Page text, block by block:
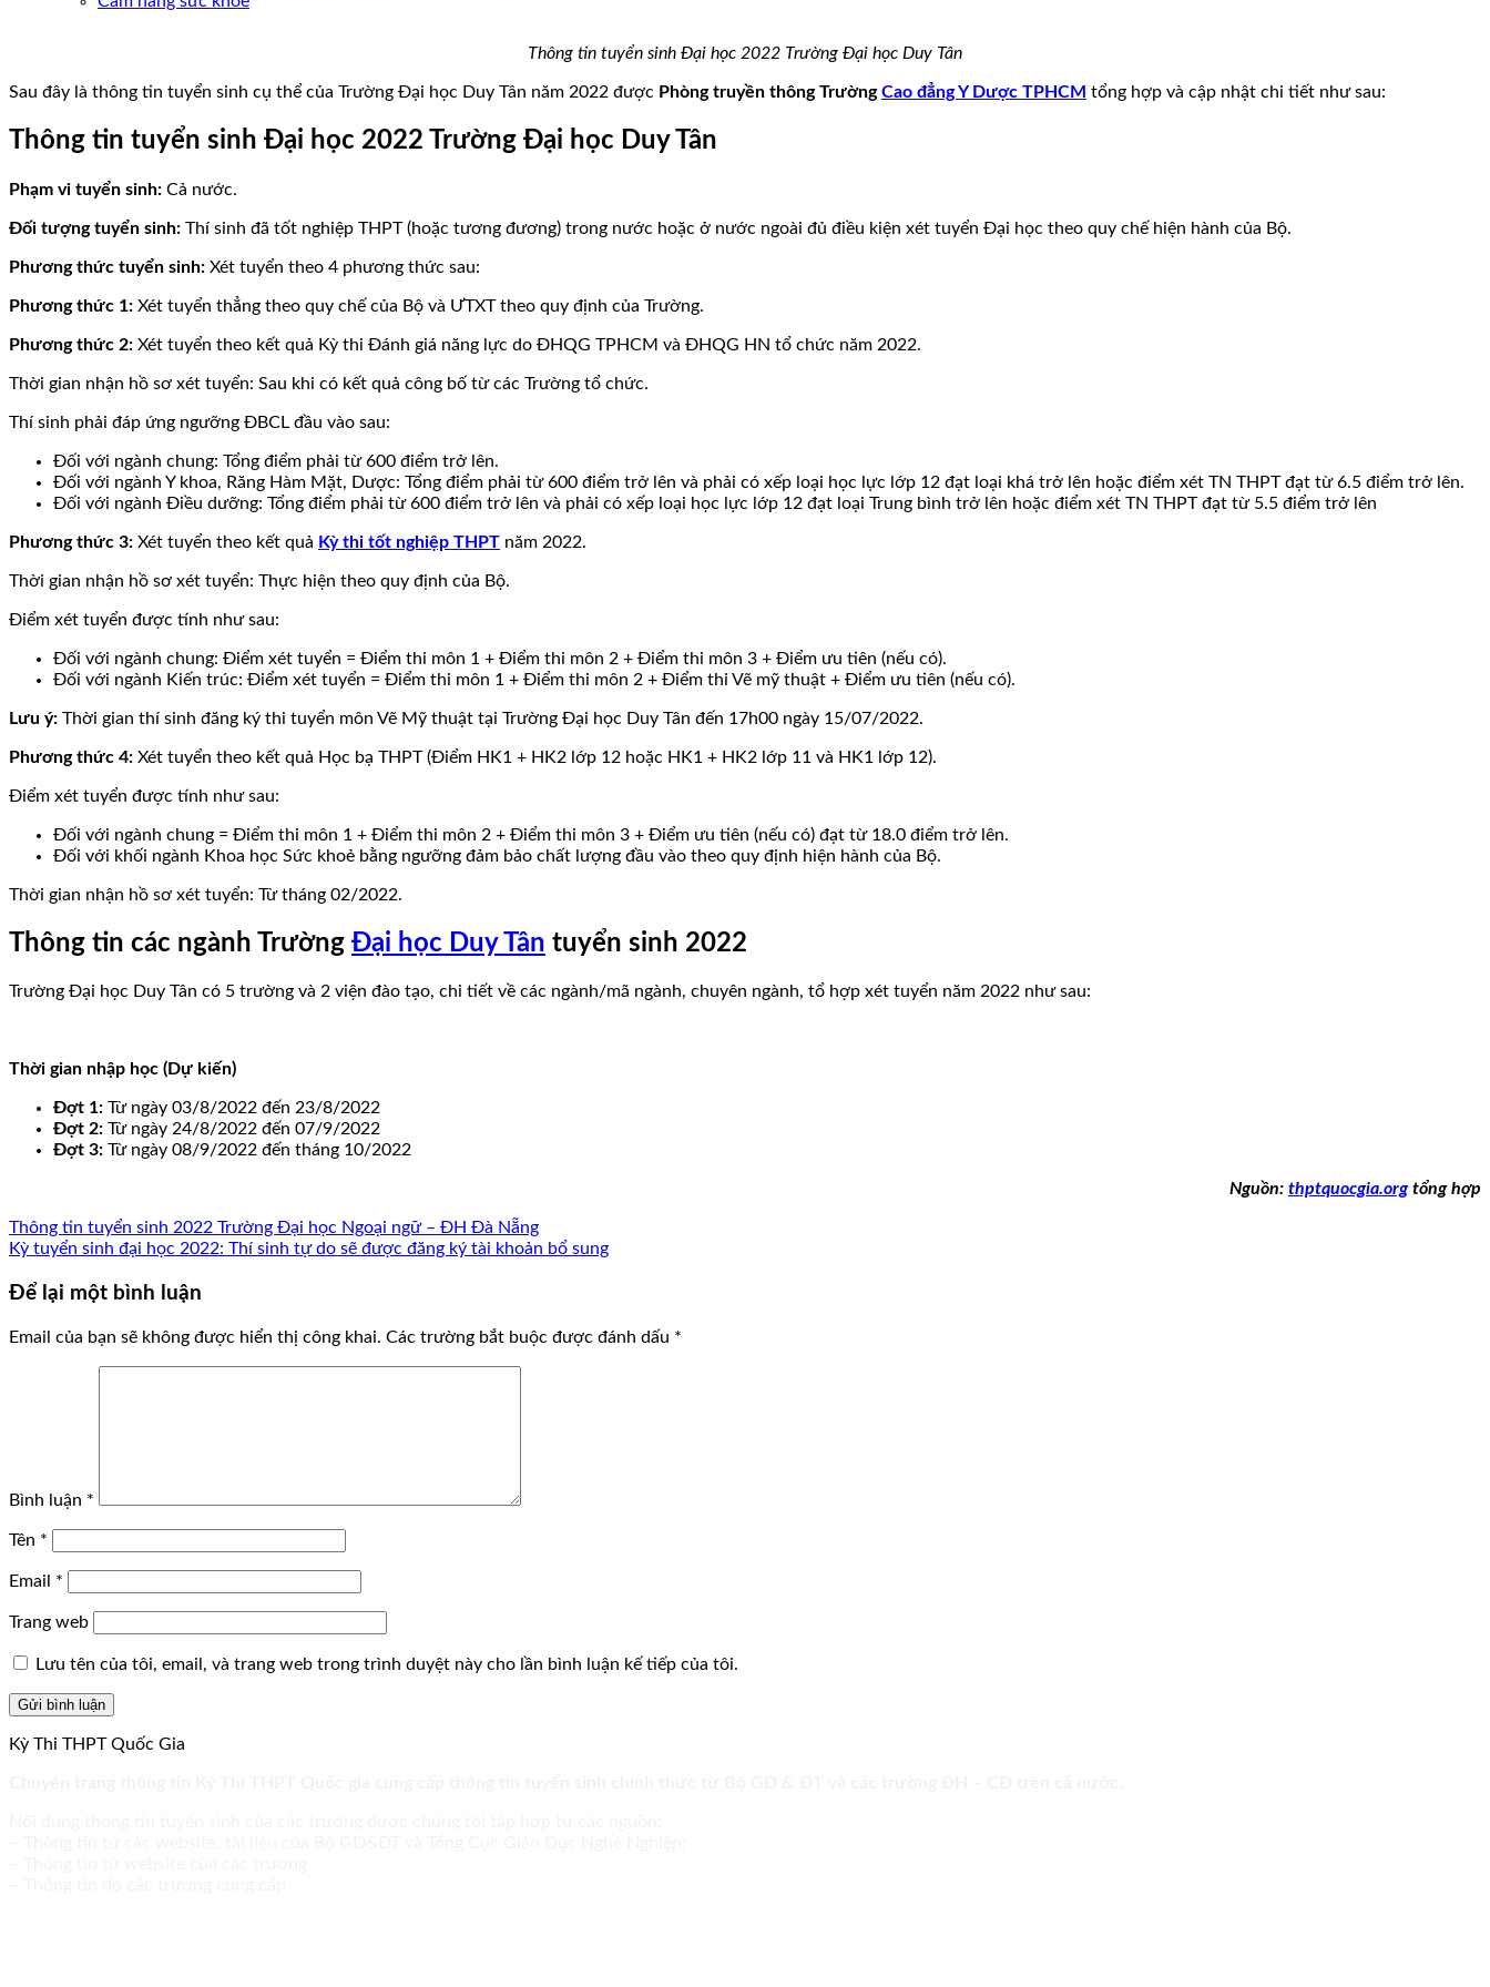
Thông tin tuyển sinh Đại học 2022 Trường Đại học Duy Tân
Sau đây là thông tin tuyển sinh cụ thể của Trường Đại học Duy Tân năm 2022 được Phòng truyền thông TrườngCao đẳng Y Dược TPHCM tổng hợp và cập nhật chi tiết như sau:
Thông tin tuyển sinh Đại học 2022 Trường Đại học Duy Tân
Phạm vi tuyển sinh: Cả nước.
Đối tượng tuyển sinh: Thí sinh đã tốt nghiệp THPT (hoặc tương đương) trong nước hoặc ở nước ngoài đủ điều kiện xét tuyển Đại học theo quy chế hiện hành của Bộ.
Phương thức tuyển sinh: Xét tuyển theo 4 phương thức sau:
Phương thức 1: Xét tuyển thẳng theo quy chế của Bộ và ƯTXT theo quy định của Trường.
Phương thức 2: Xét tuyển theo kết quả Kỳ thi Đánh giá năng lực do ĐHQG TPHCM và ĐHQG HN tổ chức năm 2022.
Thời gian nhận hồ sơ xét tuyển: Sau khi có kết quả công bố từ các Trường tổ chức.
Thí sinh phải đáp ứng ngưỡng ĐBCL đầu vào sau:
Đối với ngành chung: Tổng điểm phải từ 600 điểm trở lên.
Đối với ngành Y khoa, Răng Hàm Mặt, Dược: Tổng điểm phải từ 600 điểm trở lên và phải có xếp loại học lực lớp 12 đạt loại khá trở lên hoặc điểm xét TN THPT đạt từ 6.5 điểm trở lên.
Đối với ngành Điều dưỡng: Tổng điểm phải từ 600 điểm trở lên và phải có xếp loại học lực lớp 12 đạt loại Trung bình trở lên hoặc điểm xét TN THPT đạt từ 5.5 điểm trở lên
Phương thức 3: Xét tuyển theo kết quả Kỳ thi tốt nghiệp THPT năm 2022.
Thời gian nhận hồ sơ xét tuyển: Thực hiện theo quy định của Bộ.
Điểm xét tuyển được tính như sau:
Đối với ngành chung: Điểm xét tuyển = Điểm thi môn 1 + Điểm thi môn 2 + Điểm thi môn 3 + Điểm ưu tiên (nếu có).
Đối với ngành Kiến trúc: Điểm xét tuyển = Điểm thi môn 1 + Điểm thi môn 2 + Điểm thi Vẽ mỹ thuật + Điểm ưu tiên (nếu có).
Lưu ý: Thời gian thí sinh đăng ký thi tuyển môn Vẽ Mỹ thuật tại Trường Đại học Duy Tân đến 17h00 ngày 15/07/2022.
Phương thức 4: Xét tuyển theo kết quả Học bạ THPT (Điểm HK1 + HK2 lớp 12 hoặc HK1 + HK2 lớp 11 và HK1 lớp 12).
Điểm xét tuyển được tính như sau:
Đối với ngành chung = Điểm thi môn 1 + Điểm thi môn 2 + Điểm thi môn 3 + Điểm ưu tiên (nếu có) đạt từ 18.0 điểm trở lên.
Đối với khối ngành Khoa học Sức khoẻ bằng ngưỡng đảm bảo chất lượng đầu vào theo quy định hiện hành của Bộ.
Thời gian nhận hồ sơ xét tuyển: Từ tháng 02/2022.
Thông tin các ngành Trường Đại học Duy Tân tuyển sinh 2022
Trường Đại học Duy Tân có 5 trường và 2 viện đào tạo, chi tiết về các ngành/mã ngành, chuyên ngành, tổ hợp xét tuyển năm 2022 như sau:
Thời gian nhập học (Dự kiến)
Đợt 1: Từ ngày 03/8/2022 đến 23/8/2022
Đợt 2: Từ ngày 24/8/2022 đến 07/9/2022
Đợt 3: Từ ngày 08/9/2022 đến tháng 10/2022
Nguồn: thptquocgia.orgtổng hợp
Thông tin tuyển sinh 2022 Trường Đại học Ngoại ngữ – ĐH Đà Nẵng
Kỳ tuyển sinh đại học 2022: Thí sinh tự do sẽ được đăng ký tài khoản bổ sung
Để lại một bình luận
Email của bạn sẽ không được hiển thị công khai. Các trường bắt buộc được đánh dấu *
Bình luận *
Tên *
Email *
Trang web
Lưu tên của tôi, email, và trang web trong trình duyệt này cho lần bình luận kế tiếp của tôi.
Kỳ Thi THPT Quốc Gia